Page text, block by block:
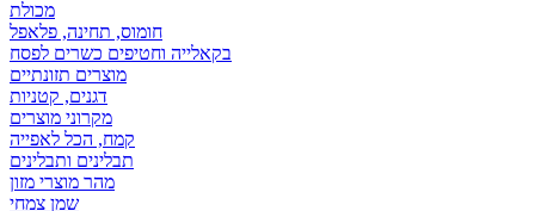
מכולת
חומוס, תחינה, פלאפל
בקאלייה וחטיפים כשרים לפסח
מוצרים תזונתיים
דגנים, קטניות
מקרוני מוצרים
קמח, הכל לאפייה
תבלינים ותבלינים
מהר מוצרי מזון
שמן צמחי